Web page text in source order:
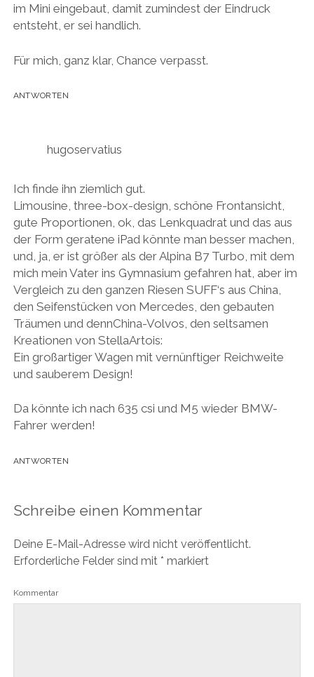
im Mini eingebaut, damit zumindest der Eindruck
entsteht, er sei handlich.
Für mich, ganz klar, Chance verpasst.
ANTWORTEN
hugoservatius
Ich finde ihn ziemlich gut.
Limousine, three-box-design, schöne Frontansicht,
gute Proportionen, ok, das Lenkquadrat und das aus
der Form geratene iPad könnte man besser machen,
und, ja, er ist größer als der Alpina B7 Turbo, mit dem
mich mein Vater ins Gymnasium gefahren hat, aber im
Vergleich zu den ganzen Riesen SUFF‘s aus China,
den Seifenstücken von Mercedes, den gebauten
Träumen und dennChina-Volvos, den seltsamen
Kreationen von StellaArtois:
Ein großartiger Wagen mit vernünftiger Reichweite
und sauberem Design!
Da könnte ich nach 635 csi und M5 wieder BMW-
Fahrer werden!
ANTWORTEN
Schreibe einen Kommentar
Deine E-Mail-Adresse wird nicht veröffentlicht.
Erforderliche Felder sind mit * markiert
Kommentar